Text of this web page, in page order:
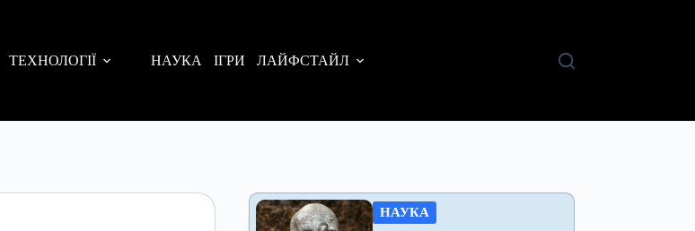
ТЕХНОЛОГІЇ НАУКА ІГРИ ЛАЙФСТАЙЛ
НАУКА